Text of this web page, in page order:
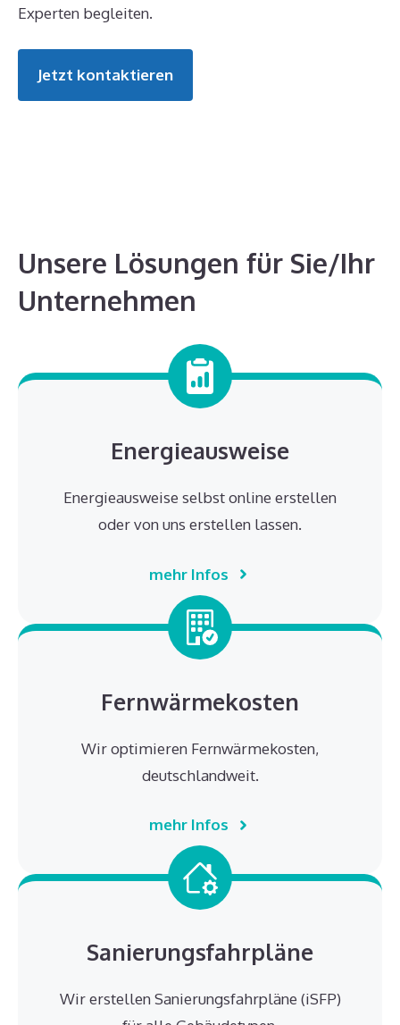
Experten begleiten.
Jetzt kontaktieren
Unsere Lösungen für Sie/Ihr
Unternehmen
Energieausweise
Energieausweise selbst online erstellen
oder von uns erstellen lassen.
mehr Infos
Fernwärmekosten
Wir optimieren Fernwärmekosten,
deutschlandweit.
mehr Infos
Sanierungsfahrpläne
Wir erstellen Sanierungsfahrpläne (iSFP)